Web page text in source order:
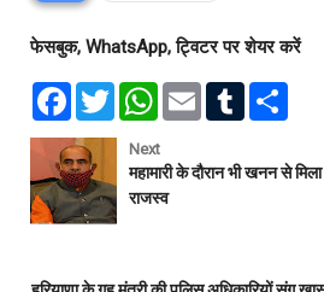
फेसबुक, WhatsApp, ट्विटर पर शेयर करें
F
e
b
o
o
k
T
w
e
r
W
t
s
A
p
E
l
T
l
e
Next
महामारी के दौरान भी खनन से
राजस्व